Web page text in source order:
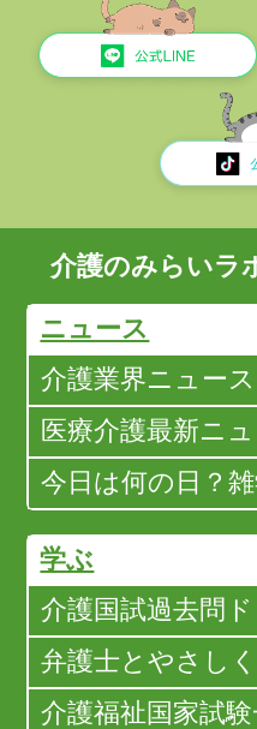
介護のみらいラ
ニュース
介護業界ニュース
医療介護最新ニ
今日は何の日？
学ぶ
介護国試過去問
弁護士とやさし
介護福祉国家試